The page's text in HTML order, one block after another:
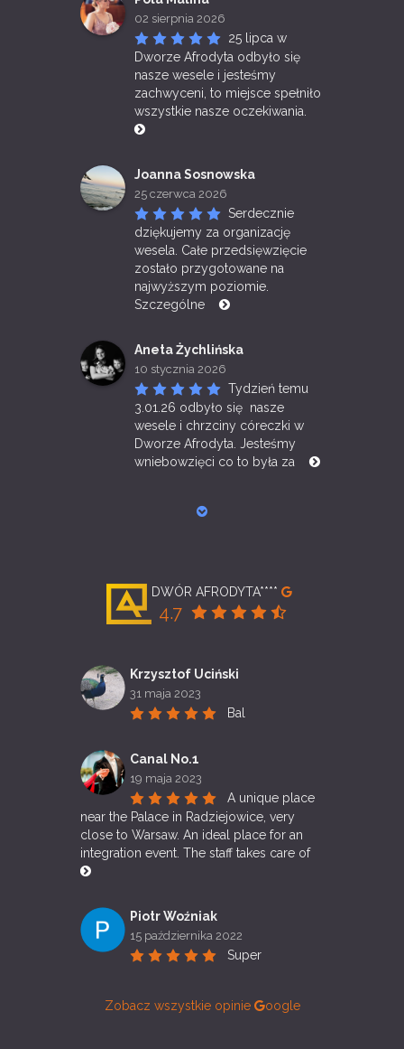
02 sierpnia 2026
25 lipca w
Dworze Afrodyta odbyło się
nasze wesele i jesteśmy
zachwyceni, to miejsce spełniło
wszystkie nasze oczekiwania.
Joanna Sosnowska
25 czerwca 2026
Serdecznie
dziękujemy za organizację
wesela. Całe przedsięwzięcie
zostało przygotowane na
najwyższym poziomie.
Szczególne
Aneta Żychlińska
10 stycznia 2026
Tydzień temu
3.01.26 odbyło się  nasze
wesele i chrzciny córeczki w
Dworze Afrodyta. Jesteśmy
wniebowzięci co to była za
DWÓR AFRODYTA****
4.7
Krzysztof Uciński
31 maja 2023
Bal
Canal No.1
19 maja 2023
A unique place
near the Palace in Radziejowice, very
close to Warsaw. An ideal place for an
integration event. The staff takes care of
Piotr Woźniak
15 października 2022
Super
Zobacz wszystkie opinie oogle